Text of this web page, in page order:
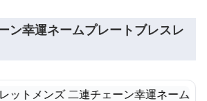
ン幸運ネームプレートブレスレ